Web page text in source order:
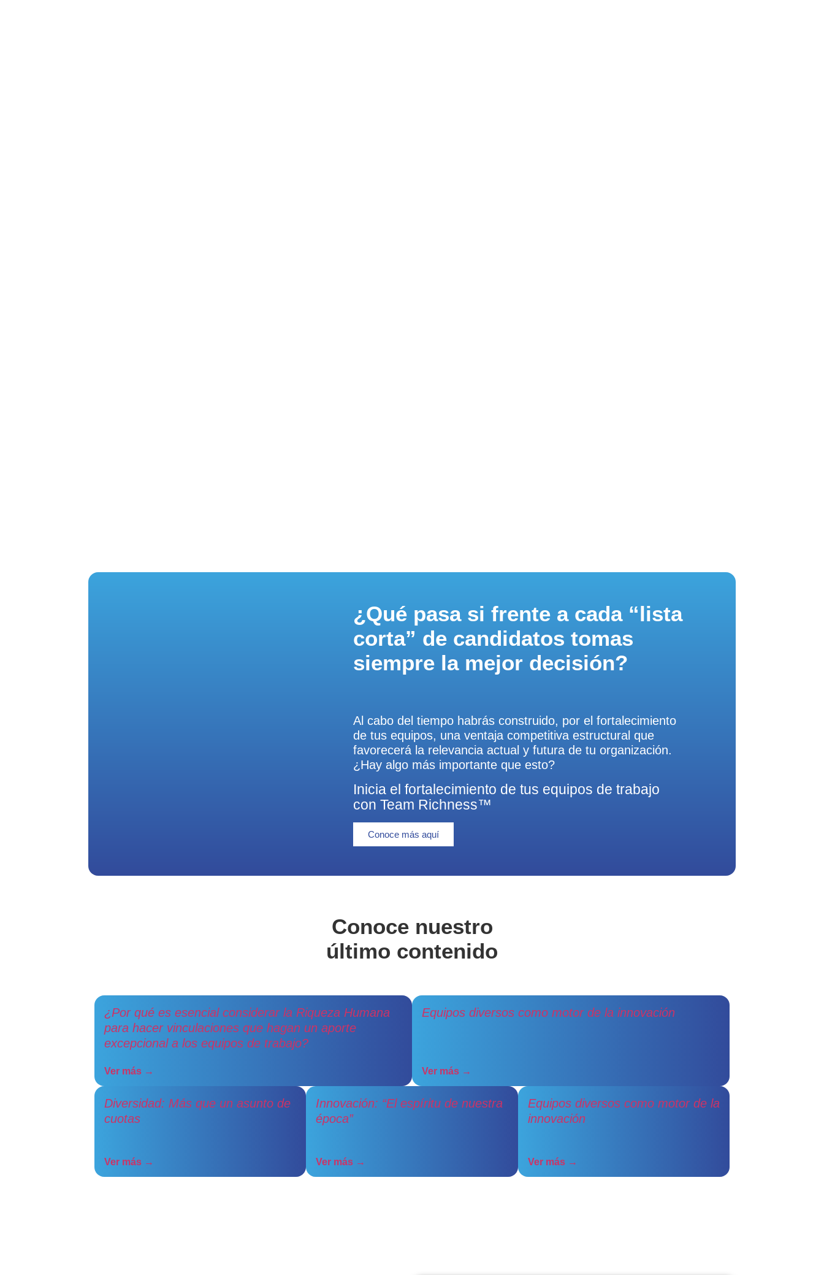
¿Qué pasa si frente a cada “lista
corta” de candidatos tomas
siempre la mejor decisión?
Al cabo del tiempo habrás construido, por el fortalecimiento
de tus equipos, una ventaja competitiva estructural que
favorecerá la relevancia actual y futura de tu organización.
¿Hay algo más importante que esto?
Inicia el fortalecimiento de tus equipos de trabajo
con Team Richness™
Conoce más aquí
Conoce nuestro
último contenido
¿Por qué es esencial considerar la Riqueza Humana
para hacer vinculaciones que hagan un aporte
excepcional a los equipos de trabajo?
Ver más →
Equipos diversos como motor de la innovación
Ver más →
Diversidad: Más que un asunto de
cuotas
Ver más →
Innovación: “El espíritu de nuestra
época”
Ver más →
Equipos diversos como motor de la
innovación
Ver más →